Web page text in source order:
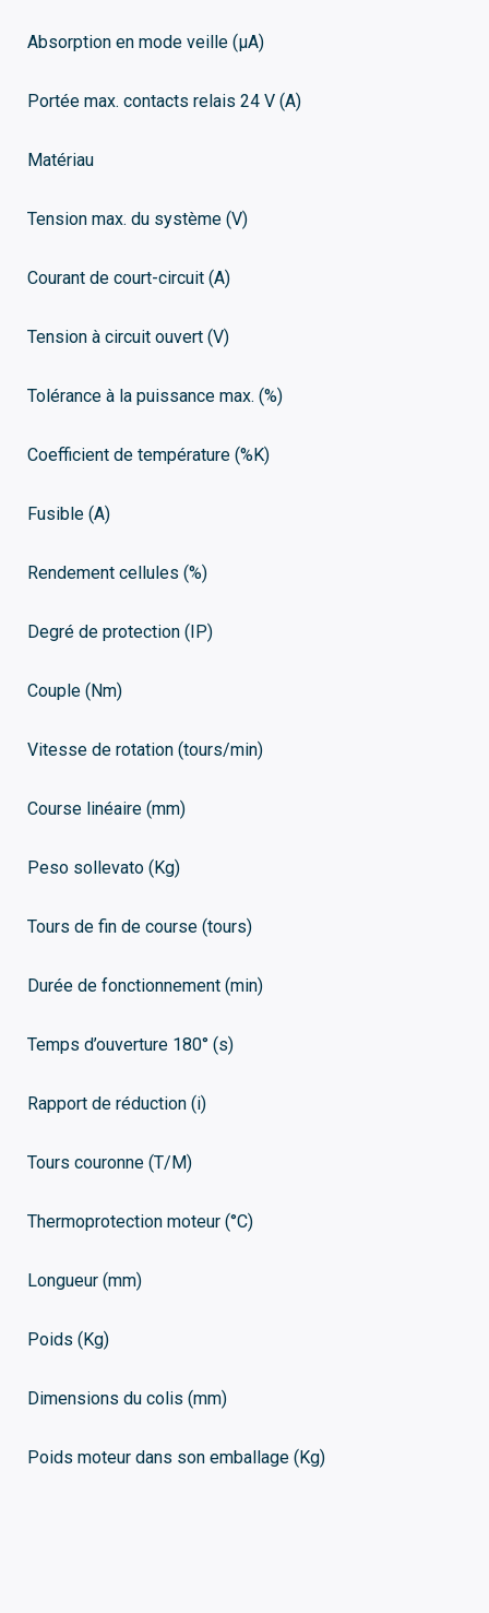
Absorption en mode veille (μA)
Portée max. contacts relais 24 V (A)
Matériau
Tension max. du système (V)
Courant de court-circuit (A)
Tension à circuit ouvert (V)
Tolérance à la puissance max. (%)
Coefficient de température (%K)
Fusible (A)
Rendement cellules (%)
Degré de protection (IP)
Couple (Nm)
Vitesse de rotation (tours/min)
Course linéaire (mm)
Peso sollevato (Kg)
Tours de fin de course (tours)
Durée de fonctionnement (min)
Temps d’ouverture 180° (s)
Rapport de réduction (i)
Tours couronne (T/M)
Thermoprotection moteur (°C)
Longueur (mm)
Poids (Kg)
Dimensions du colis (mm)
Poids moteur dans son emballage (Kg)